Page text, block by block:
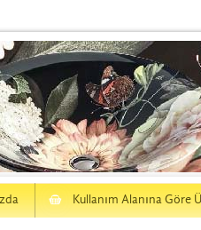
Kullanım Alanına Göre
S